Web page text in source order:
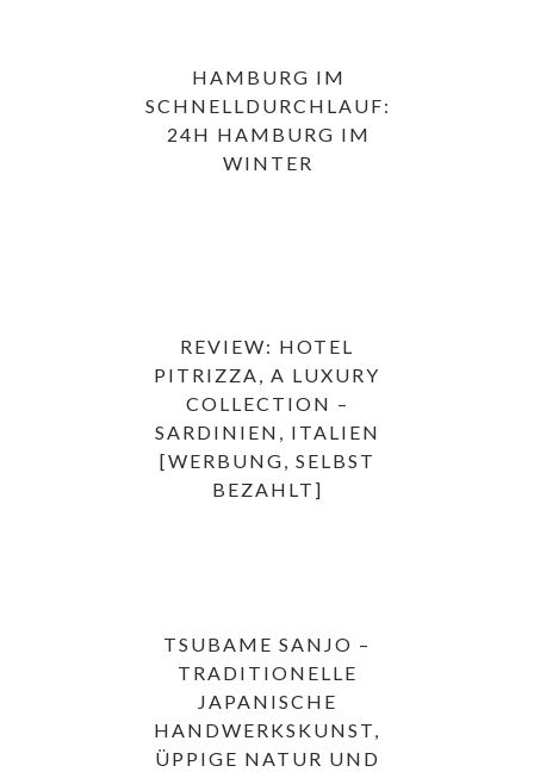
HAMBURG IM
SCHNELLDURCHLAUF:
24H HAMBURG IM
WINTER
REVIEW: HOTEL
PITRIZZA, A LUXURY
COLLECTION –
SARDINIEN, ITALIEN
[WERBUNG, SELBST
BEZAHLT]
TSUBAME SANJO –
TRADITIONELLE
JAPANISCHE
HANDWERKSKUNST,
ÜPPIGE NATUR UND